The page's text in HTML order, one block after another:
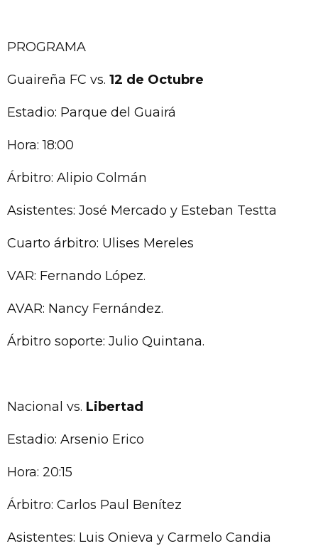
PROGRAMA
Guaireña FC vs. 12 de Octubre
Estadio: Parque del Guairá
Hora: 18:00
Árbitro: Alipio Colmán
Asistentes: José Mercado y Esteban Testta
Cuarto árbitro: Ulises Mereles
VAR: Fernando López.
AVAR: Nancy Fernández.
Árbitro soporte: Julio Quintana.
Nacional vs. Libertad
Estadio: Arsenio Erico
Hora: 20:15
Árbitro: Carlos Paul Benítez
Asistentes: Luis Onieva y Carmelo Candia